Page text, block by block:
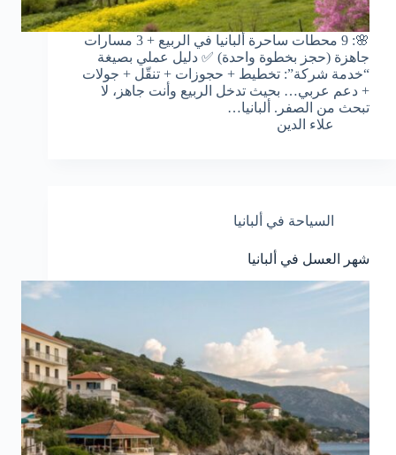
🌸: 9 محطات ساحرة ألبانيا في الربيع + 3 مسارات
جاهزة (حجز بخطوة واحدة) ✅ دليل عملي بصيغة
“خدمة شركة”: تخطيط + حجوزات + تنقّل + جولات
+ دعم عربي… بحيث تدخل الربيع وأنت جاهز، لا
تبحث من الصفر. ألبانيا…
علاء الدين
السياحة في ألبانيا
شهر العسل في ألبانيا